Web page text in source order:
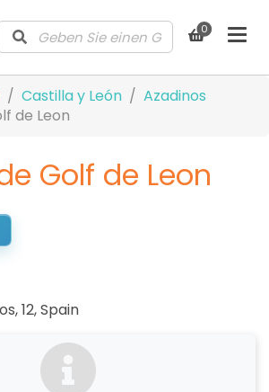
0
Castilla y León
Azadinos
de Leon
Golf de Leon
12,Spain